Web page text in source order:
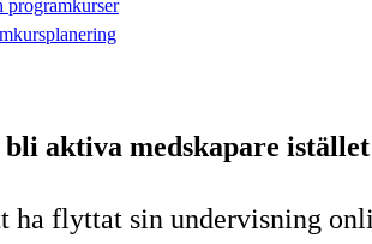
programkurser
aktiva medskapare
ha flyttat sin undervisning